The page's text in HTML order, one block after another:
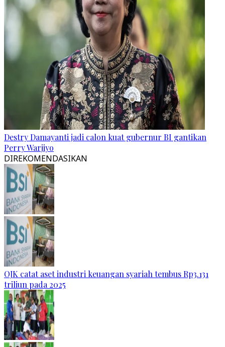
Destry Damayanti jadi calon kuat gubernur BI gantikan
Perry Warjiyo
DIREKOMENDASIKAN
OJK catat aset industri keuangan syariah tembus Rp3.131
triliun pada 2025